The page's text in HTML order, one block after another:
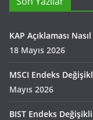
KAP Açıklaması
18 Mayıs 2026
MSCI Endeks
Mayıs 2026
BIST Endeks